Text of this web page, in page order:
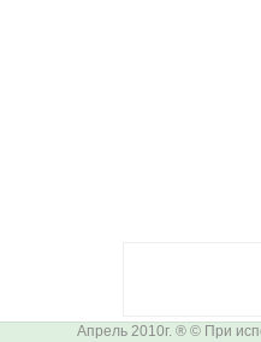
Апрель 2010г. ® © При